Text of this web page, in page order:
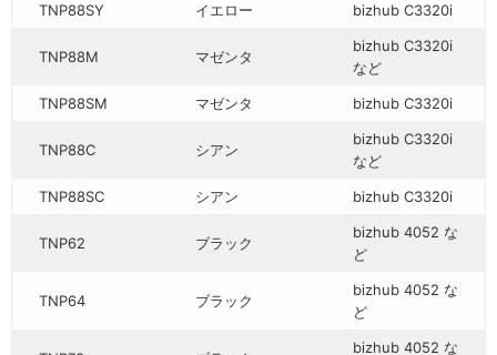
TNP88SY
イエロー bizhub C3320i
TNP88M マゼンタ
bizhub C3320i
など
TNP88SM
マゼンタ bizhub C3320i
TNP88C シアン
bizhub C3320i
など
TNP88SC
シアン bizhub C3320i
TNP62 ブラック
bizhub 4052 な
ど
TNP64 ブラック
bizhub 4052 な
ど
bizhub 4052 な